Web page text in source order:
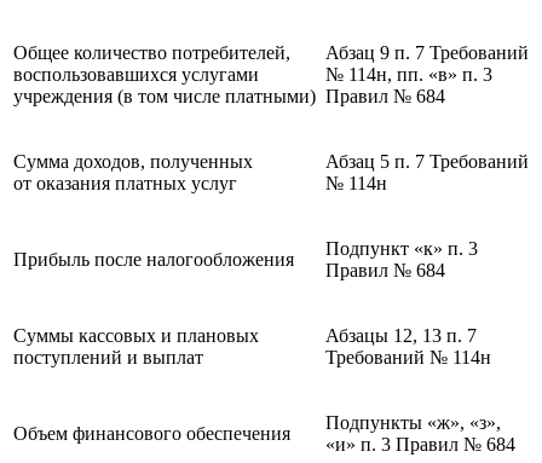
Общее количество потребителей,
воспользовавшихся услугами
учреждения (в том числе платными)
Абзац 9 п. 7 Требований
№ 114н, пп. «в» п. 3
Правил № 684
Сумма доходов, полученных
от оказания платных услуг
Абзац 5 п. 7 Требований
№ 114н
Прибыль после налогообложения
Подпункт «к» п. 3
Правил № 684
Суммы кассовых и плановых
поступлений и выплат
Абзацы 12, 13 п. 7
Требований № 114н
Объем финансового обеспечения
Подпункты «ж», «з»,
«и» п. 3 Правил № 684